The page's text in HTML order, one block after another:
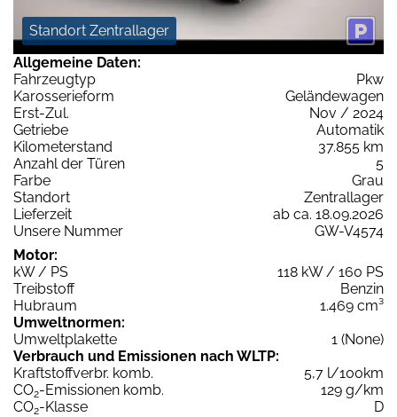
Standort Zentrallager
Allgemeine Daten:
Fahrzeugtyp
Pkw
Karosserieform
Geländewagen
Erst-Zul.
Nov / 2024
Getriebe
Automatik
Kilometerstand
37.855 km
Anzahl der Türen
5
Farbe
Grau
Standort
Zentrallager
Lieferzeit
ab ca. 18.09.2026
Unsere Nummer
GW-V4574
Motor:
kW / PS
118 kW / 160 PS
Treibstoff
Benzin
Hubraum
1.469 cm³
Umweltnormen:
Umweltplakette
1 (None)
Verbrauch und Emissionen nach WLTP:
Kraftstoffverbr. komb.
5,7 l/100km
CO2-Emissionen komb.
129 g/km
CO2-Klasse D